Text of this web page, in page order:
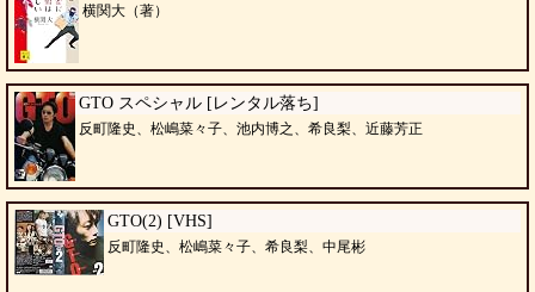
横関大（著）
GTO スペシャル [レンタル落ち]
反町隆史、松嶋菜々子、池内博之、希良梨、近藤芳正
GTO(2) [VHS]
反町隆史、松嶋菜々子、希良梨、中尾彬